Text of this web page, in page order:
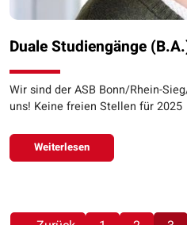
Duale Studiengänge
Wir sind der ASB Bonn/Rhein-
uns! Keine freien Stellen für 2025
Weiterlesen